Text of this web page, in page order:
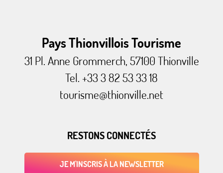
Pays Thionvillois Tourisme
31 Pl. Anne Grommerch, 57100 Thionville
Tel. +33 3 82 53 33 18
tourisme@thionville.net
RESTONS CONNECTÉS
JE M'INSCRIS À LA NEWSLETTER